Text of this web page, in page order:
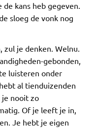
kans heb gegeven.
sloeg de vonk nog
zul je denken. Welnu.
gebonden,
luisteren onder
al tienduizenden
je nooit zo
Of je leeft je in,
Je hebt je eigen